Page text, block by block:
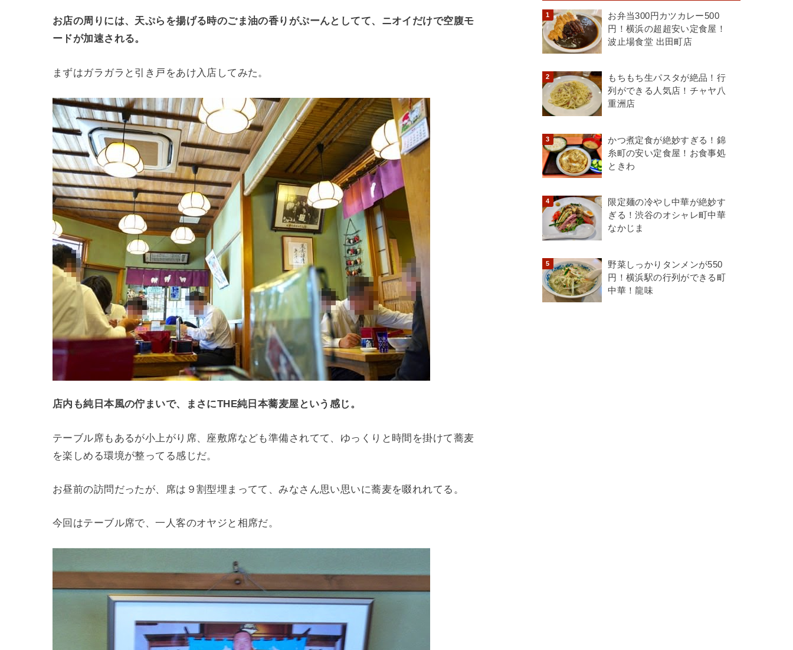
お店の周りには、天ぷらを揚げる時のごま油の香りがぷーんとしてて、ニオイだけで空腹モ
ードが加速される。
まずはガラガラと引き戸をあけ入店してみた。
店内も純日本風の佇まいで、まさにTHE純日本蕎麦屋という感じ。
テーブル席もあるが小上がり席、座敷席なども準備されてて、ゆっくりと時間を掛けて蕎麦
を楽しめる環境が整ってる感じだ。
お昼前の訪問だったが、席は９割型埋まってて、みなさん思い思いに蕎麦を啜れれてる。
今回はテーブル席で、一人客のオヤジと相席だ。
お弁当300円カツカレー500
円！横浜の超超安い定食屋！
波止場食堂 出田町店
もちもち生パスタが絶品！行
列ができる人気店！チャヤ八
重洲店
かつ煮定食が絶妙すぎる！錦
糸町の安い定食屋！お食事処
ときわ
限定麺の冷やし中華が絶妙す
ぎる！渋谷のオシャレ町中華
なかじま
野菜しっかりタンメンが550
円！横浜駅の行列ができる町
中華！龍味